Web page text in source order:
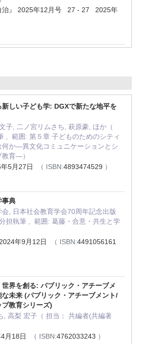
治』 2025年12月号 27 - 27 2025年
しい子ども学: DGXで新たな地平を
子, 二ノ宮リムさち, 萩原豪, ほか（
, 範囲: 第５章 子どものためのシティ
何か―異文化コミュニケーションとシ
育―）
5月27日
（ ISBN:4893474529 ）
事典
会, 日本社会教育学会70周年記念出版
担執筆 , 範囲: 葛藤・合意・共生と学
年9月12日
（ ISBN:4491056161
界を創る: パブリック・アチーブメ
な未来 (パブリック・アチーブメント/
教育シリーズ)
, 高梨 宏子（ 担当： 共編者(共編著
月18日
（ ISBN:4762033243 ）